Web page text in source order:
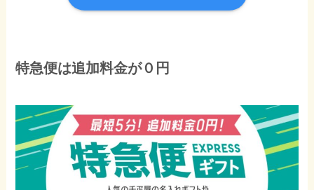
特急便は追加料金が０円